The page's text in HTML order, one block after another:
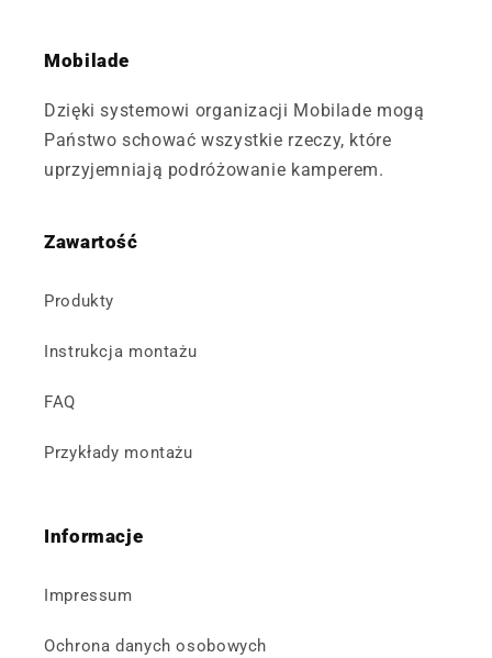
Mobilade
Dzięki systemowi organizacji Mobilade mogą
Państwo schować wszystkie rzeczy, które
uprzyjemniają podróżowanie kamperem.
Zawartość
Produkty
Instrukcja montażu
FAQ
Przykłady montażu
Informacje
Impressum
Ochrona danych osobowych